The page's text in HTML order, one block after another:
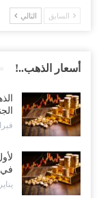
السابق التالي
أسعار الذهب..!
فبراير
في
يناير 27, 2025